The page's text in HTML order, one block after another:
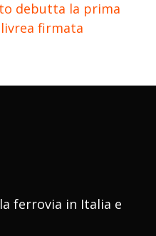
debutta la prima
livrea firmata
ferrovia in Italia e